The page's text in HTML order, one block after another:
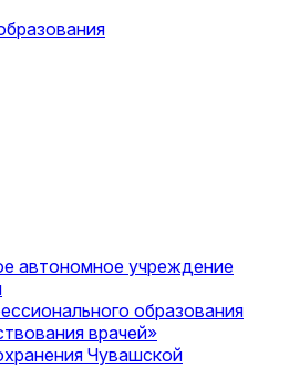
автономное учреждение
образования
врачей»
Чувашской